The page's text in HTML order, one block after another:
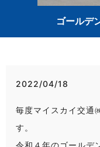
ゴールデ
2022/04/18
毎度マイスカイ交通
す。